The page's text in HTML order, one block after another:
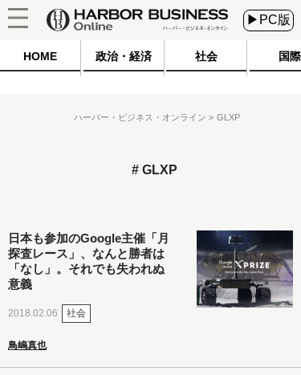
▶PC版
HOME 政治・経済 社会 国際
ハーバー・ビジネス・オンライン GLXP
GLXP
日本も参加のGoogle主催「月
探査レース」、なんと勝者は
「なし」。それでも失われぬ
意義
2018.02.06 社会
鳥嶋真也